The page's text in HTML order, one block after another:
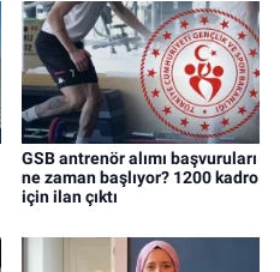
GSB antrenör alımı başvuruları
ne zaman başlıyor? 1200 kadro
için ilan çıktı